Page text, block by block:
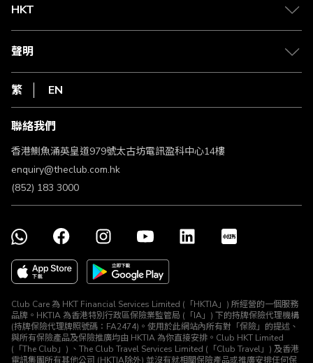
Club Shopping 商品領取站
常見問題
HKT
csl.
1010
HKT
聲明
私隱聲明
使用條款
條款及細則
不歧視及不騷擾聲明
認可牌照及通告
繁 EN
聯絡我們
香港鰂魚涌英皇道979號太古坊電訊盈科中心14樓
enquiry@theclub.com.hk
(852) 183 3000
Club Care 為 HKT Financial Services Limited (「HKTIA」) 所經營的一個服務
品牌。HKTIA 為香港特別行政區保險業監管局 (「IA」) 下的持牌保險代理機構
(持牌保險代理牌照號碼：FA2474)。使用於此網站內所有對「保險」的提述、
與所有保險產品及保險推廣均由 HKTIA 為你直接安排。Club HKT Limited
(「The Club」) 、The Club Travel Services Limited (「Club Travel」) 及香港
電訊集團所有其他公司 (HKTIA除外) 並沒有就相關保險產品或推廣安排任何保